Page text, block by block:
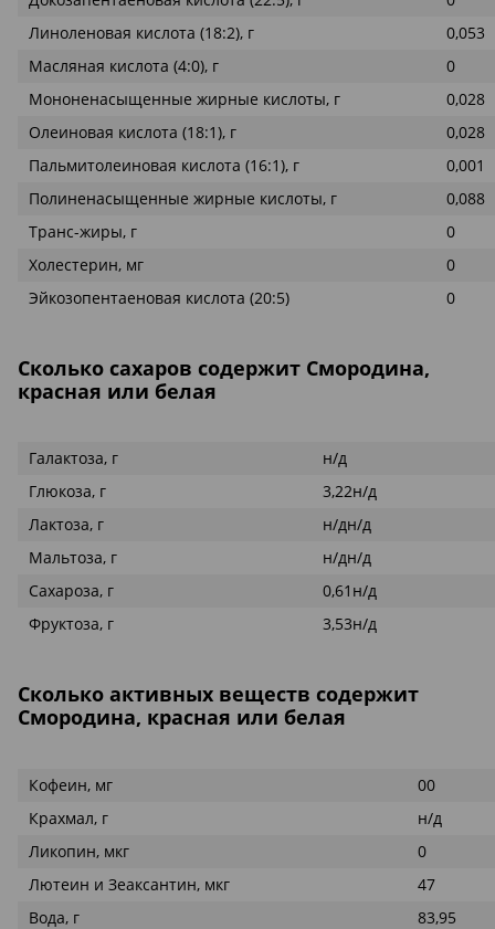
Линоленовая кислота (18:2), г
0,053
Масляная кислота (4:0), г
0
Мононенасыщенные жирные кислоты, г
0,028
Олеиновая кислота (18:1), г
0,028
Пальмитолеиновая кислота (16:1), г
0,001
Полиненасыщенные жирные кислоты, г
0,088
Транс-жиры, г
0
Холестерин, мг
0
Эйкозопентаеновая кислота (20:5)
0
Сколько сахаров содержит Смородина,
красная или белая
Галактоза, г
н/д
Глюкоза, г
3,22н/д
Лактоза, г
н/дн/д
Мальтоза, г
н/дн/д
Сахароза, г
0,61н/д
Фруктоза, г
3,53н/д
Сколько активных веществ содержит
Смородина, красная или белая
Кофеин, мг
00
Крахмал, г
н/д
Ликопин, мкг
0
Лютеин и Зеаксантин, мкг
47
Вода, г
83,95